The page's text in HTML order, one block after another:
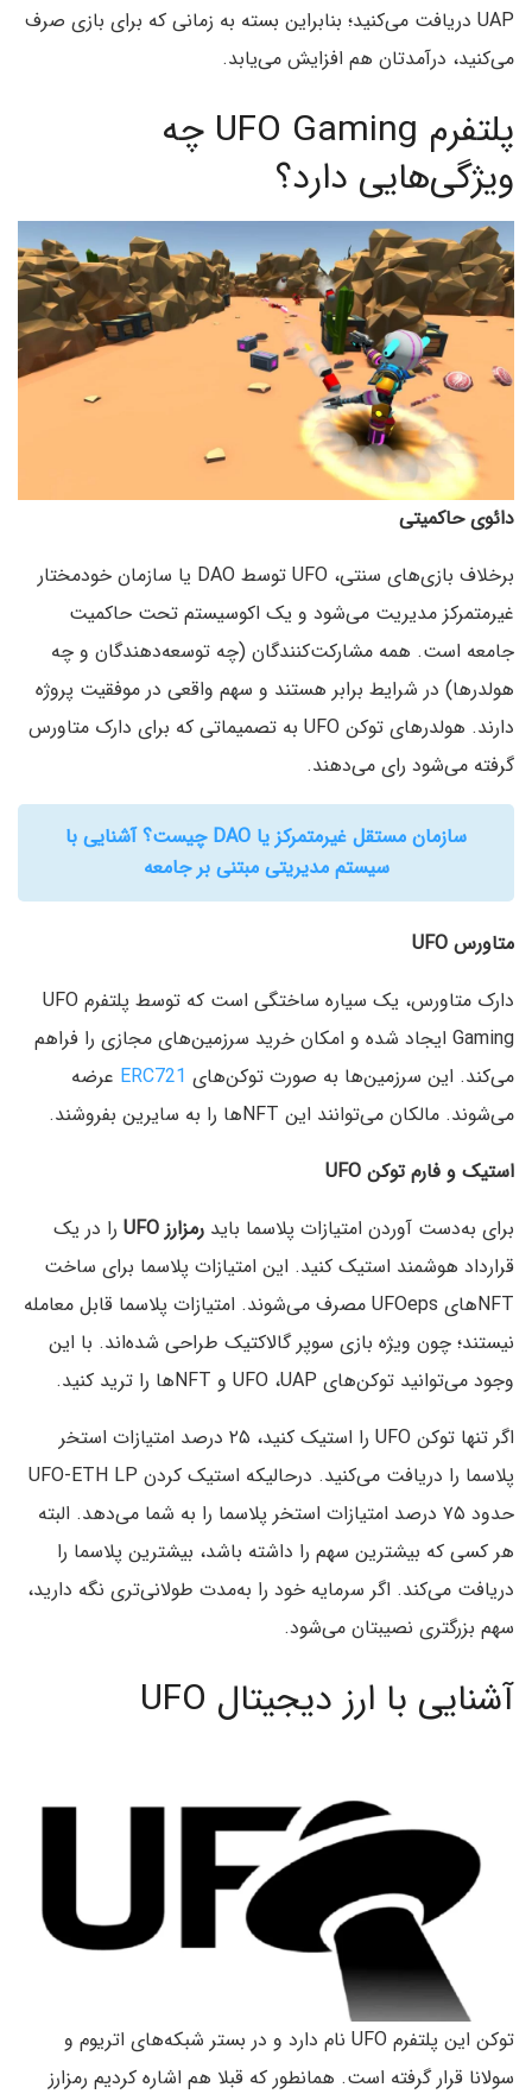
UAP دریافت می‌کنید؛ بنابراین بسته به زمانی که برای بازی صرف
می‌کنید، درآمدتان هم افزایش می‌یابد.
پلتفرم‌ UFO Gaming چه
ویژگی‌هایی دارد؟
دائوی حاکمیتی
برخلاف بازی‌های سنتی، UFO توسط DAO یا سازمان خودمختار
غیرمتمرکز مدیریت می‌شود و یک اکوسیستم تحت حاکمیت
جامعه است. همه مشارکت‌کنندگان (چه توسعه‌دهندگان و چه
هولدرها) در شرایط برابر هستند و سهم واقعی در موفقیت پروژه
دارند. هولدرهای توکن UFO به تصمیماتی که برای دارک متاورس
گرفته می‌شود رای می‌دهند.
سازمان مستقل غیرمتمرکز یا DAO چیست؟ آشنایی با
سیستم مدیریتی مبتنی بر جامعه
متاورس UFO
دارک متاورس، یک سیاره ساختگی است که توسط پلتفرم UFO
Gaming ایجاد شده و امکان خرید سرزمین‌های مجازی را فراهم
می‌کند. این سرزمین‌ها به صورت توکن‌های ERC721 عرضه
می‌شوند. مالکان می‌توانند این NFTها را به سایرین بفروشند.
استیک و فارم توکن UFO
برای به‌دست آوردن امتیازات پلاسما باید رمزارز UFO
را در یک
قرارداد هوشمند استیک کنید. این امتیازات پلاسما برای ساخت
NFTهای UFOeps مصرف می‌شوند. امتیازات پلاسما قابل معامله
نیستند؛ چون ویژه بازی سوپر گالاکتیک طراحی شده‌اند. با این
وجود می‌توانید توکن‌های UFO ،UAP و NFTها را ترید کنید.
اگر تنها توکن UFO را استیک کنید، ۲۵ درصد امتیازات استخر
پلاسما را دریافت می‌کنید. درحالیکه استیک کردن UFO-ETH LP
حدود ۷۵ درصد امتیازات استخر پلاسما را به شما می‌دهد. البته
هر کسی که بیشترین سهم را داشته باشد، بیشترین پلاسما را
دریافت می‌کند. اگر سرمایه خود را به‌مدت طولانی‌تری نگه‌ دارید،
سهم بزرگتری نصیبتان می‌شود.
آشنایی با ارز دیجیتال UFO
توکن این پلتفرم UFO نام دارد و در بستر شبکه‌های اتریوم و
سولانا قرار گرفته است. همانطور که قبلا هم اشاره کردیم رمزارز